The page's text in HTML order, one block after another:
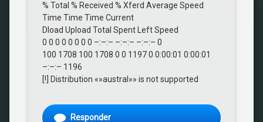
% Total % Received % Xferd Average Speed
Time Time Time Current
Dload Upload Total Spent Left Speed
0 0 0 0 0 0 0 0 –:–:– –:–:– –:–:– 0
100 1708 100 1708 0 0 1197 0 0:00:01 0:00:01
–:–:– 1196
[!] Distribution «»austral»» is not supported
Responder